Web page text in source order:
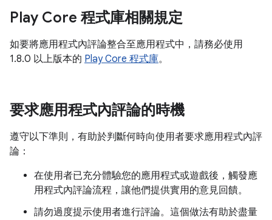
Play Core 程式庫相關規定
如要將應用程式內評論整合至應用程式中，請務必使用
1.8.0 以上版本的 Play Core 程式庫。
要求應用程式內評論的時機
遵守以下準則，有助於判斷何時向使用者要求應用程式內評
論：
在使用者已充分體驗您的應用程式或遊戲後，觸發應
用程式內評論流程，讓他們提供實用的意見回饋。
請勿過度提示使用者進行評論。這個做法有助於盡量